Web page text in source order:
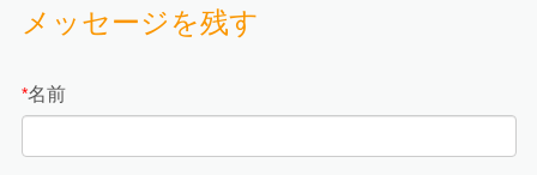
メッセージを残す
*名前